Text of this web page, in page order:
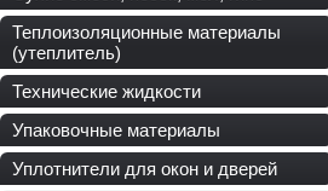
Теплоизоляционные материалы
(утеплитель)
Технические жидкости
Упаковочные материалы
Уплотнители для окон и дверей